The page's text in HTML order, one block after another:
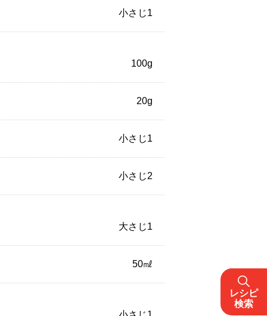
小さじ1
100g
20g
小さじ1
小さじ2
大さじ1
50㎖
レシピ
検索